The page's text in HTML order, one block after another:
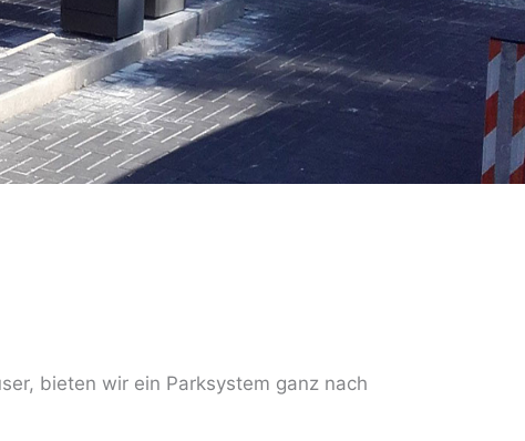
bieten wir ein Parksystem ganz nach